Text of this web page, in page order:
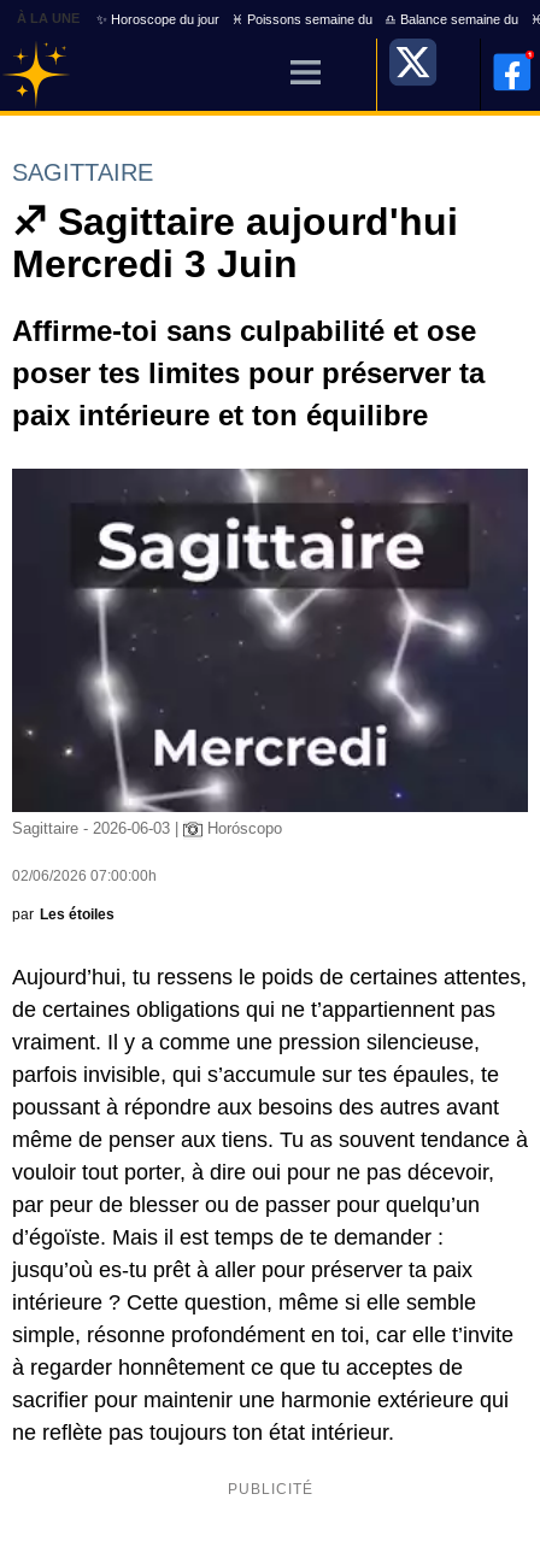
À LA UNE ✨ Horoscope du jour ♓ Poissons semaine du ♎ Balance semaine du
SAGITTAIRE
♐ Sagittaire aujourd'hui
Mercredi 3 Juin
Affirme-toi sans culpabilité et ose
poser tes limites pour préserver ta
paix intérieure et ton équilibre
Sagittaire - 2026-06-03 | Horóscopo
02/06/2026 07:00:00h
par Les étoiles
Aujourd’hui, tu ressens le poids de certaines attentes,
de certaines obligations qui ne t’appartiennent pas
vraiment. Il y a comme une pression silencieuse,
parfois invisible, qui s’accumule sur tes épaules, te
poussant à répondre aux besoins des autres avant
même de penser aux tiens. Tu as souvent tendance à
vouloir tout porter, à dire oui pour ne pas décevoir,
par peur de blesser ou de passer pour quelqu’un
d’égoïste. Mais il est temps de te demander :
jusqu’où es-tu prêt à aller pour préserver ta paix
intérieure ? Cette question, même si elle semble
simple, résonne profondément en toi, car elle t’invite
à regarder honnêtement ce que tu acceptes de
sacrifier pour maintenir une harmonie extérieure qui
ne reflète pas toujours ton état intérieur.